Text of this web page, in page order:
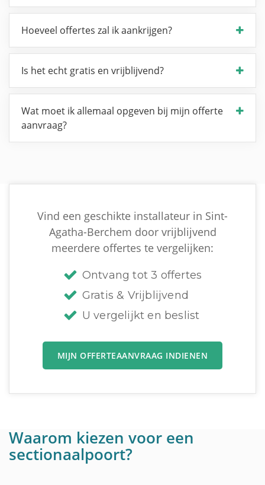
Hoeveel offertes zal ik aankrijgen?
Is het echt gratis en vrijblijvend?
Wat moet ik allemaal opgeven bij mijn offerte
aanvraag?
Vind een geschikte installateur in Sint-
Agatha-Berchem door vrijblijvend
meerdere offertes te vergelijken:
Ontvang tot 3 offertes
Gratis & Vrijblijvend
U vergelijkt en beslist
MIJN OFFERTEAANVRAAG INDIENEN
Waarom kiezen voor een
sectionaalpoort?